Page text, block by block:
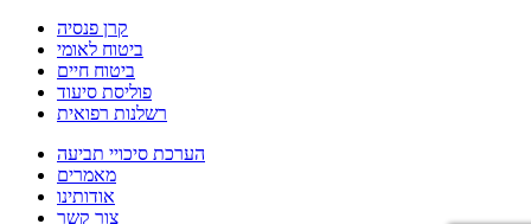
קרן פנסיה
ביטוח לאומי
ביטוח חיים
פוליסת סיעוד
רשלנות רפואית
הערכת סיכויי תביעה
מאמרים
אודותינו
צור קשר